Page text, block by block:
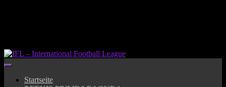
Startseite